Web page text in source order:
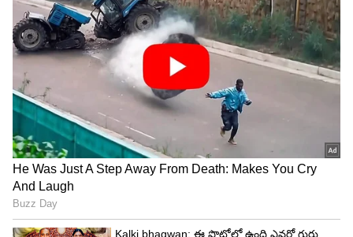
3
5
Image Credit :ANI
సీఎస్కే, రాజస్థాన్ జట్లకు లక్ కుదిరింది
బెంగళూరు చేతిలో పంజాబ్ కింగ్స్ ఓడిపోవడం చెన్నై